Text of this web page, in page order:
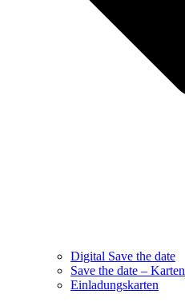
Digital Save the date
Save the date – Karten
Einladungskarten